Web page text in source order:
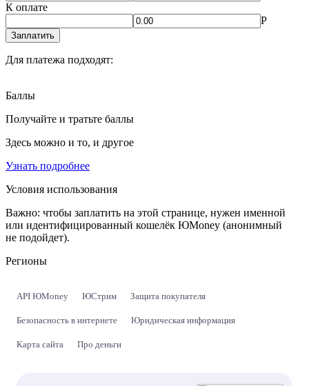
К оплате
Р
Заплатить
Для платежа подходят:
Баллы
Получайте и тратьте баллы
Здесь можно и то, и другое
Узнать подробнее
Условия использования
Важно: чтобы заплатить на этой странице, нужен именной
или идентифицированный кошелёк ЮMoney (анонимный
не подойдет).
Регионы
API ЮMoney ЮСтрим Защита покупателя
Безопасность в интернете Юридическая информация
Карта сайта Про деньги